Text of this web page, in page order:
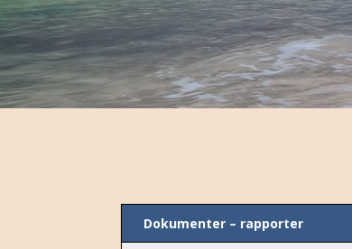
Dokumenter – rapporter